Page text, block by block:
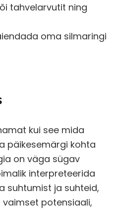
tahvelarvutit ning
oma silmaringi
kui see mida
päikesemärgi kohta
on väga sügav
interpreteerida
suhtumist ja suhteid,
potensiaali,